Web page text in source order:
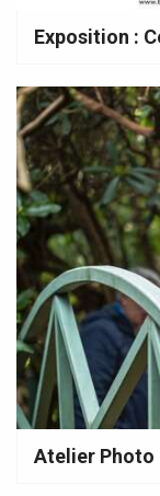
Exposition :
Atelier Photo